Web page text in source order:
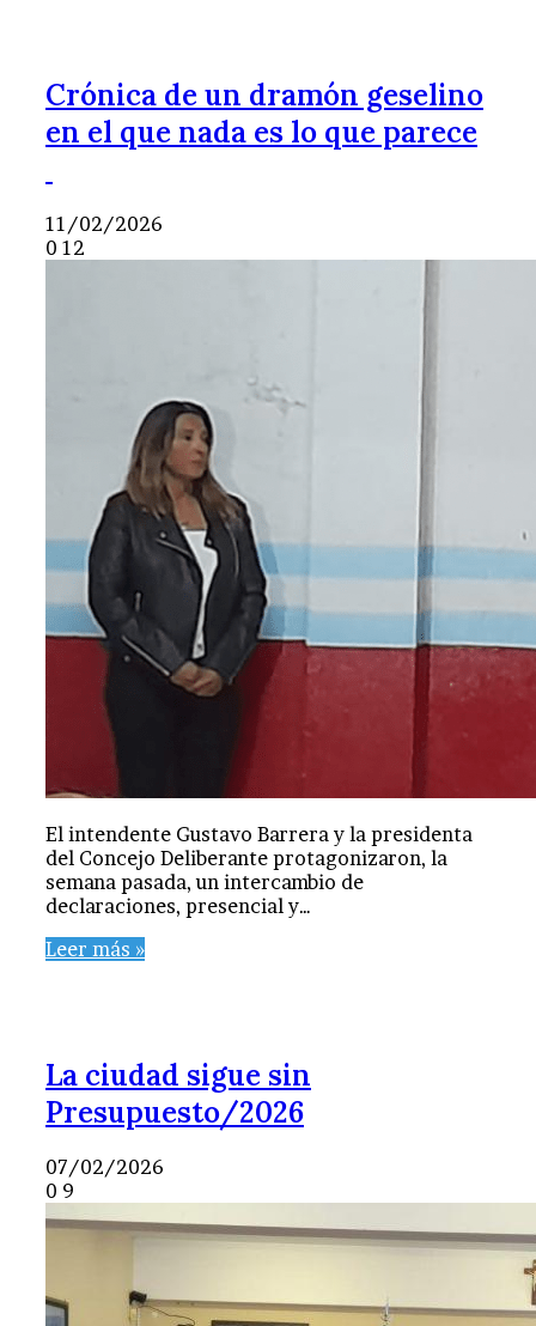
Crónica de un dramón geselino
en el que nada es lo que parece
11/02/2026
0 12
El intendente Gustavo Barrera y la presidenta
del Concejo Deliberante protagonizaron, la
semana pasada, un intercambio de
declaraciones, presencial y…
Leer más »
La ciudad sigue sin
Presupuesto/2026
07/02/2026
0 9